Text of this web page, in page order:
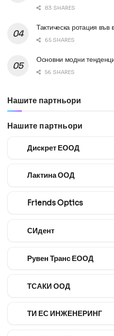
83 SHARES
Тактическа ротация
65 SHARES
Основни модни
56 SHARES
Нашите партньори
Нашите партньори
Дискрет ЕООД
Лактина ООД
Friends Optics
СИдент
Рувен Транс ЕООД
ТСАКИ ООД
ТИ ЕС ИНЖЕНЕРИНГ